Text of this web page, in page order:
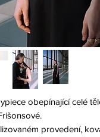
obepínající celé
provedení,